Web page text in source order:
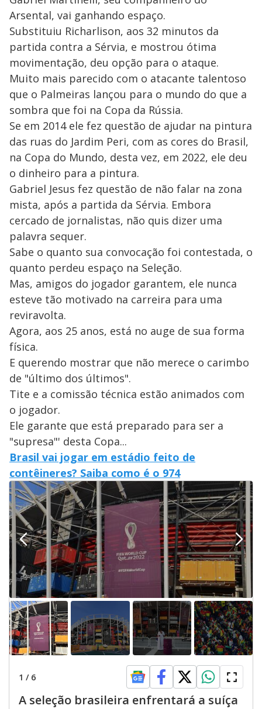
Arsental, vai ganhando espaço.
Substituiu Richarlison, aos 32 minutos da
partida contra a Sérvia, e mostrou ótima
movimentação, deu opção para o ataque.
Muito mais parecido com o atacante talentoso
que o Palmeiras lançou para o mundo do que a
sombra que foi na Copa da Rússia.
Se em 2014 ele fez questão de ajudar na pintura
das ruas do Jardim Peri, com as cores do Brasil,
na Copa do Mundo, desta vez, em 2022, ele deu
o dinheiro para a pintura.
Gabriel Jesus fez questão de não falar na zona
mista, após a partida da Sérvia. Embora
cercado de jornalistas, não quis dizer uma
palavra sequer.
Sabe o quanto sua convocação foi contestada, o
quanto perdeu espaço na Seleção.
Mas, amigos do jogador garantem, ele nunca
esteve tão motivado na carreira para uma
reviravolta.
Agora, aos 25 anos, está no auge de sua forma
física.
E querendo mostrar que não merece o carimbo
de "último dos últimos".
Tite e a comissão técnica estão animados com
o jogador.
Ele garante que está preparado para ser a
"supresa"' desta Copa...
Brasil vai jogar em estádio feito de
contêineres? Saiba como é o 974
1 / 6
A seleção brasileira enfrentará a suíça